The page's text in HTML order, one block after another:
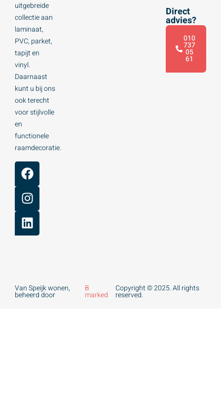
uitgebreide
collectie aan
laminaat,
PVC, parket,
tapijt en
vinyl.
Daarnaast
kunt u bij ons
ook terecht
voor stijlvolle
en
functionele
raamdecoratie.
Direct
advies?
010
737
05
61
Van Speijk wonen,
beheerd door
B
marked
Copyright © 2025. All rights
reserved.